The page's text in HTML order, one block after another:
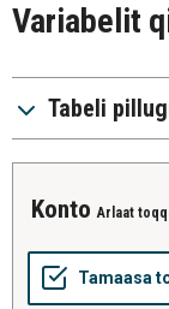
Variabelit
Tabeli
konto Arlaat